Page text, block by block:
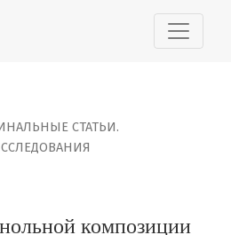
композиции BP-C2 на
СТАТЬИ.
композиции